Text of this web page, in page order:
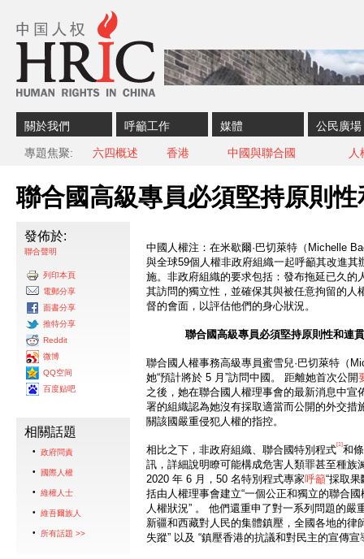
關於我們 呼籲工作 媒體 公民廣場
專題焦聚 六四概述 香港 中國與聯合國 人
聯合國高級專員必須堅持原則
發佈於:
聯合聲明
列印本頁
電郵分享
面書分享
推特分享
Reddit
微博
QQ空间
百度贴吧
相關話題
政府問責
國際人權
維權人士
維吾爾族人
所有話題 >>
中國人權注：在米歇爾·巴切萊特（Michelle
與全球59個人權非政府組織一起呼籲其改進
施。非政府組織的要求包括：發布拖延已久的
其訪問的獨立性，並確保其與被任意拘留的人
督的會面，以評估他們的身心狀況。
聯合國高級專員必須堅持原則性和連
聯合國人權事務高級專員蜜雪兒·巴切萊特（
她“預計將於 5 月”訪問中國。 距離她首次公開
之後，她在聯合國人權理事會的最新消息中宣
署的組織認為她沒有採取適當而公開的外交措
關該國嚴重侵犯人權的指控。
相比之下，非政府組織、聯合國特別程式[1]和
訊，詳細說明瞭可能構成危害人類罪甚至種族
2020 年 6 月，50 名特別程式專家呼籲“採取
括由人權理事會建立“一個公正和獨立的聯合
人權狀況” 。 他們還重申了對一系列問題的嚴
新疆和西藏對人民的集體鎮壓，全國各地的律
失蹤” 以及 “鎮壓香港的抗議和對民主的宣傳宣